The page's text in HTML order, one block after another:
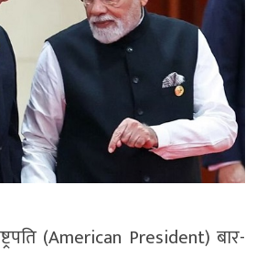
(American President) बार-